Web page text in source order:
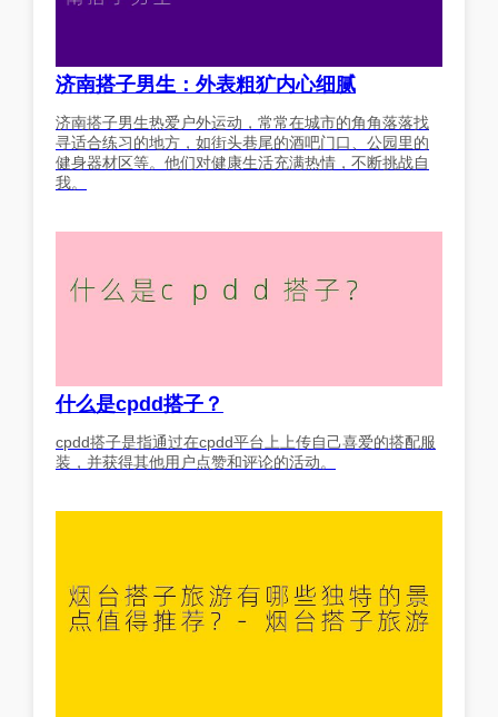
济南搭子男生：外表粗犷内心细腻
济南搭子男生热爱户外运动，常常在城市的角角落落找
寻适合练习的地方，如街头巷尾的酒吧门口、公园里的
健身器材区等。他们对健康生活充满热情，不断挑战自
我。
什么是cpdd搭子？
cpdd搭子是指通过在cpdd平台上上传自己喜爱的搭配服
装，并获得其他用户点赞和评论的活动。